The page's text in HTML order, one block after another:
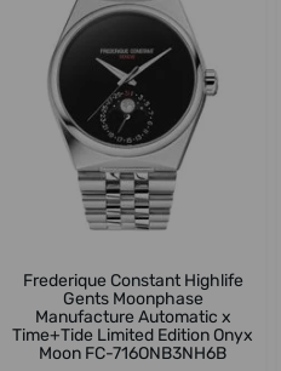
Frederique Constant Highlife
Gents Moonphase
Manufacture Automatic x
Time+Tide Limited Edition Onyx
Moon FC-716ONB3NH6B